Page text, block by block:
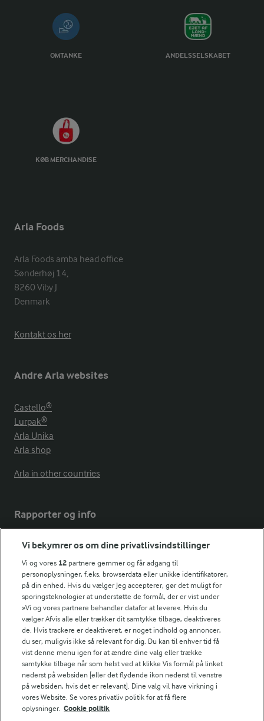
OMTANKE ANDELSSELSKABET
KØB MERCHANDISE
Arla Foods
Arla Foods amba head office
Sønderhøj 14,
8260 Viby J
Denmark
Kontakt os her
Andre Arla websites
Castello®
Lurpak®
Arla Unika
Arla shop
Arla in other countries
Rapporter og info
Årsrapport
FarmAhead™ Check rapport
Andelshaverinfo: Mælkepris
Fødevarestyrelsens smiley-rapporter for Arla Foods
Fødevarestyrelsens smiley-rapporter for Jörd
Fødevarestyrelsens smiley-rapporter for Lurpak PB
Følg
Vi bekymrer os om dine privatlivsindstillinger
Vi og vores 12 partnere gemmer og får adgang til
personoplysninger, f.eks. browserdata eller unikke identifikatorer,
på din enhed. Hvis du vælger Jeg accepterer, gør det muligt for
sporingsteknologier at understøtte de formål, der er vist under
»Vi og vores partnere behandler datafor at levere«. Hvis du
vælger Afvis alle eller trækker dit samtykke tilbage, deaktiveres
de. Hvis trackere er deaktiveret, er noget indhold og annoncer,
du ser, muligvis ikke så relevant for dig. Du kan til enhver tid få
vist denne menu igen for at ændre dine valg eller trække
samtykke tilbage når som helst ved at klikke Vis formål på linket
nederst på websiden [eller det flydende ikon nederst til venstre
på websiden, hvis det er relevant]. Dine valg vil have virkning i
vores Website. Se vores privatliv politik for at få flere
oplysninger. Cookie politik